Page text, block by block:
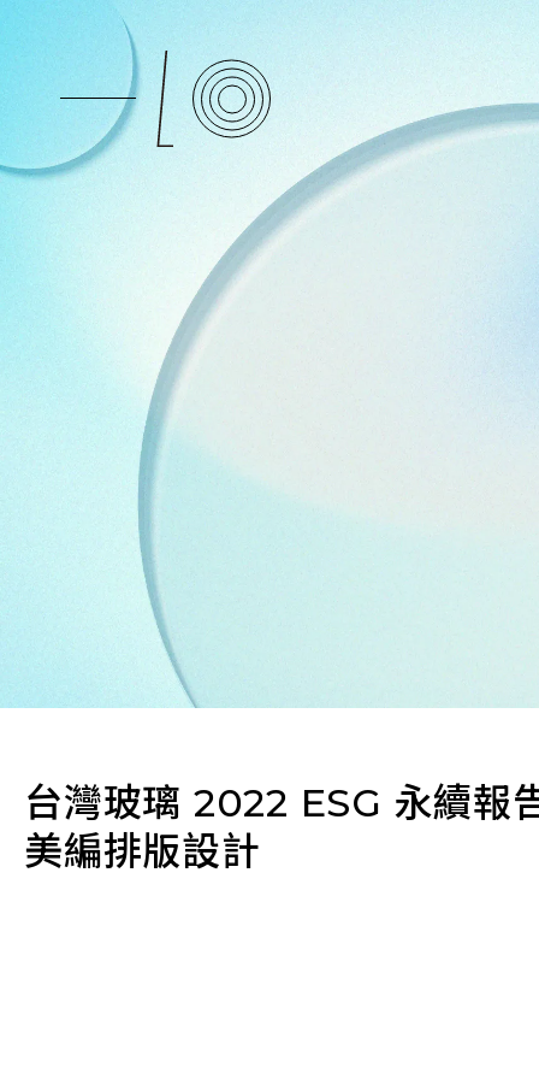
台灣玻璃 2022 ESG 永續報
美編排版設計